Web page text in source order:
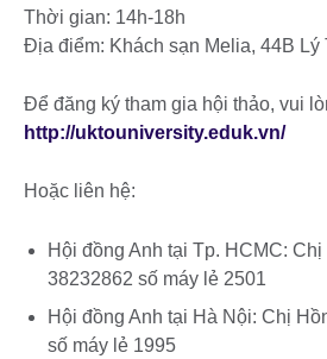
Thời gian: 14h-18h
Địa điểm: Khách sạn Melia, 44B
Để đăng ký tham gia hội thảo, vui
http://uktouniversity.eduk.vn/
Hoặc liên hệ:
Hội đồng Anh tại Tp. HCMC:
38232862 số máy lẻ 2501
Hội đồng Anh tại Hà Nội: Chị
số máy lẻ 1995